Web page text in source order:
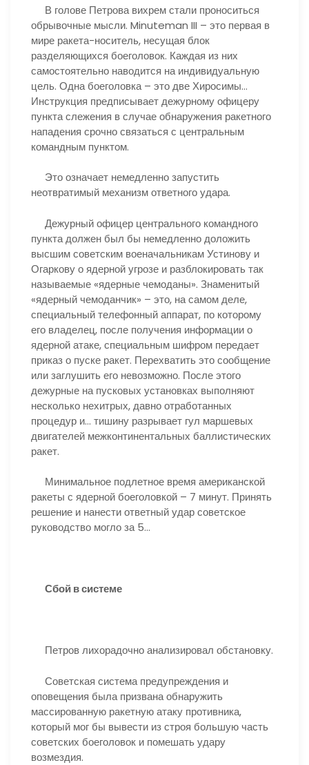
В голове Петрова вихрем стали проноситься
обрывочные мысли. Minuteman III – это первая в
мире ракета-носитель, несущая блок
разделяющихся боеголовок. Каждая из них
самостоятельно наводится на индивидуальную
цель. Одна боеголовка – это две Хиросимы…
Инструкция предписывает дежурному офицеру
пункта слежения в случае обнаружения ракетного
нападения срочно связаться с центральным
командным пунктом.
Это означает немедленно запустить
неотвратимый механизм ответного удара.
Дежурный офицер центрального командного
пункта должен был бы немедленно доложить
высшим советским военачальникам Устинову и
Огаркову о ядерной угрозе и разблокировать так
называемые «ядерные чемоданы». Знаменитый
«ядерный чемоданчик» – это, на самом деле,
специальный телефонный аппарат, по которому
его владелец, после получения информации о
ядерной атаке, специальным шифром передает
приказ о пуске ракет. Перехватить это сообщение
или заглушить его невозможно. После этого
дежурные на пусковых установках выполняют
несколько нехитрых, давно отработанных
процедур и… тишину разрывает гул маршевых
двигателей межконтинентальных баллистических
ракет.
Минимальное подлетное время американской
ракеты с ядерной боеголовкой – 7 минут. Принять
решение и нанести ответный удар советское
руководство могло за 5…
Сбой в системе
Петров лихорадочно анализировал обстановку.
Советская система предупреждения и
оповещения была призвана обнаружить
массированную ракетную атаку противника,
который мог бы вывести из строя большую часть
советских боеголовок и помешать удару
возмездия.